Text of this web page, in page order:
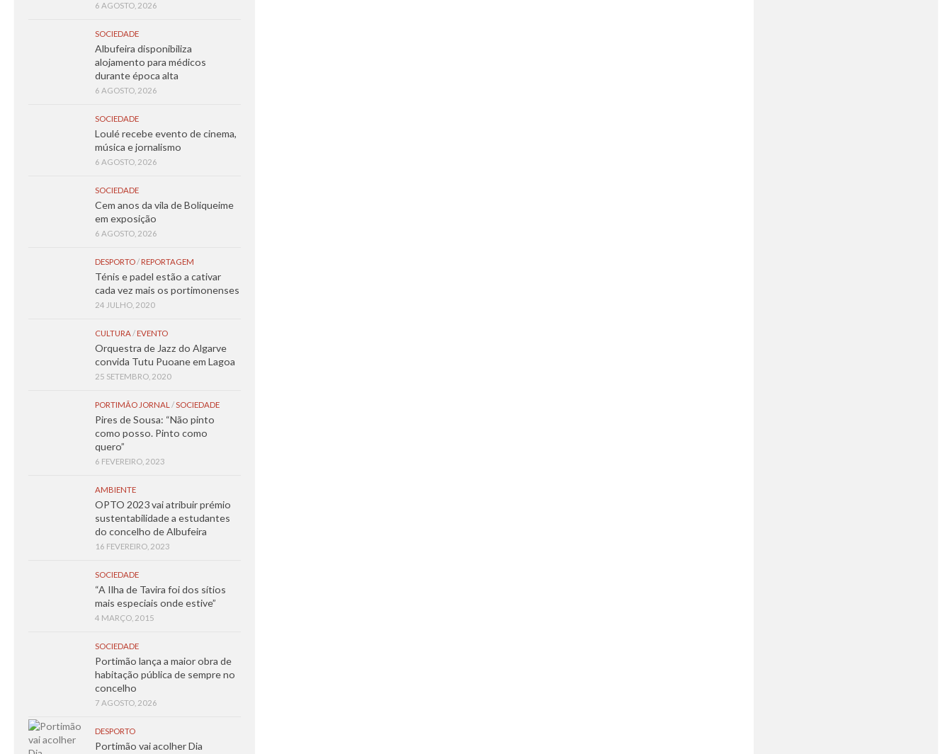
6 AGOSTO, 2026
SOCIEDADE
Albufeira disponibiliza
alojamento para médicos
durante época alta
6 AGOSTO, 2026
SOCIEDADE
Loulé recebe evento de cinema,
música e jornalismo
6 AGOSTO, 2026
SOCIEDADE
Cem anos da vila de Boliqueime
em exposição
6 AGOSTO, 2026
DESPORTO/ REPORTAGEM
Ténis e padel estão a cativar
cada vez mais os portimonenses
24 JULHO, 2020
CULTURA/ EVENTO
Orquestra de Jazz do Algarve
convida Tutu Puoane em Lagoa
25 SETEMBRO, 2020
PORTIMÃO JORNAL /SOCIEDADE
Pires de Sousa: “Não pinto
como posso. Pinto como
quero”
6 FEVEREIRO, 2023
AMBIENTE
OPTO 2023 vai atribuir prémio
sustentabilidade a estudantes
do concelho de Albufeira
16 FEVEREIRO, 2023
SOCIEDADE
“A Ilha de Tavira foi dos sítios
mais especiais onde estive”
4 MARÇO, 2015
SOCIEDADE
Portimão lança a maior obra de
habitação pública de sempre no
concelho
7 AGOSTO, 2026
DESPORTO
Portimão vai acolher Dia